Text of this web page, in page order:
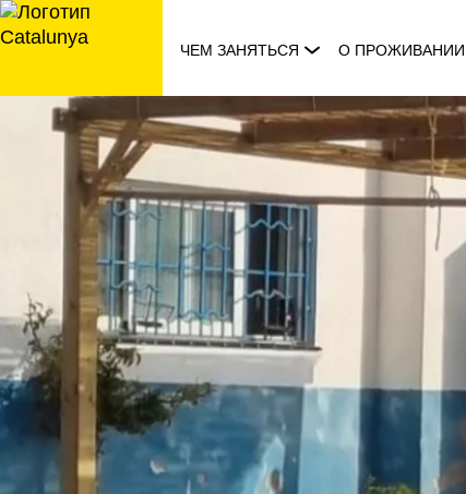
перейти
к
ЧЕМ ЗАНЯТЬСЯ О ПРОЖИВАНИИ